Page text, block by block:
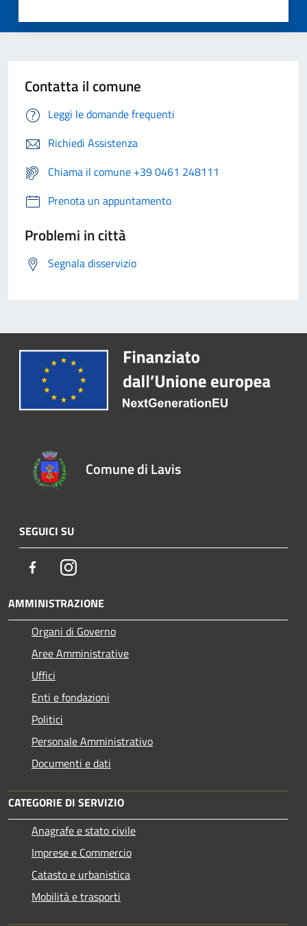
Contatta il comune
Leggi le domande frequenti
Richiedi Assistenza
Chiama il comune +39 0461 248111
Prenota un appuntamento
Problemi in città
Segnala disservizio
Comune di Lavis
SEGUICI SU
FacebookInstagram
AMMINISTRAZIONE
Organi di Governo
Aree Amministrative
Uffici
Enti e fondazioni
Politici
Personale Amministrativo
Documenti e dati
CATEGORIE DI SERVIZIO
Anagrafe e stato civile
Imprese e Commercio
Catasto e urbanistica
Mobilità e trasporti